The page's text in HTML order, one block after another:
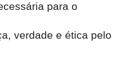
para o
verdade e ética pelo